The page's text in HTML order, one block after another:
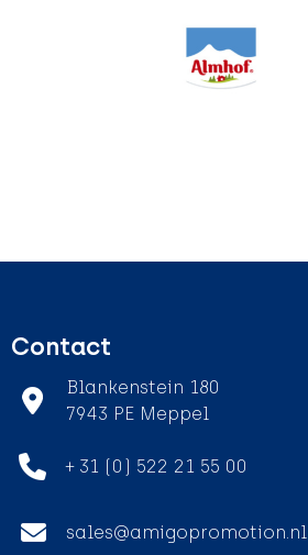
Contact
Blankenstein 180
7943 PE Meppel
+ 31 (0) 522 21 55 00
sales@amigopromotion.nl